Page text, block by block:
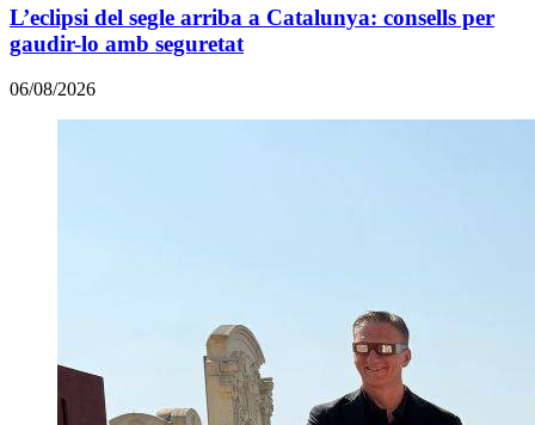
L’eclipsi del segle arriba a Catalunya: consells per
gaudir-lo amb seguretat
06/08/2026